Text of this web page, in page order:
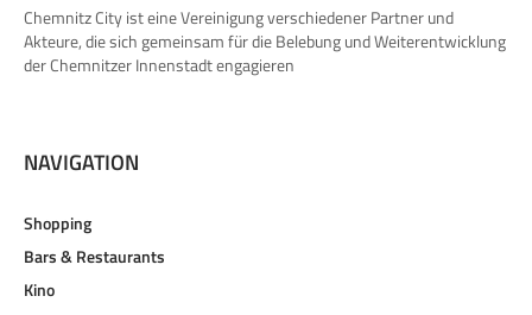
Chemnitz City ist eine Vereinigung verschiedener Partner und
Akteure, die sich gemeinsam für die Belebung und Weiterentwicklung
der Chemnitzer Innenstadt engagieren
NAVIGATION
Shopping
Bars & Restaurants
Kino